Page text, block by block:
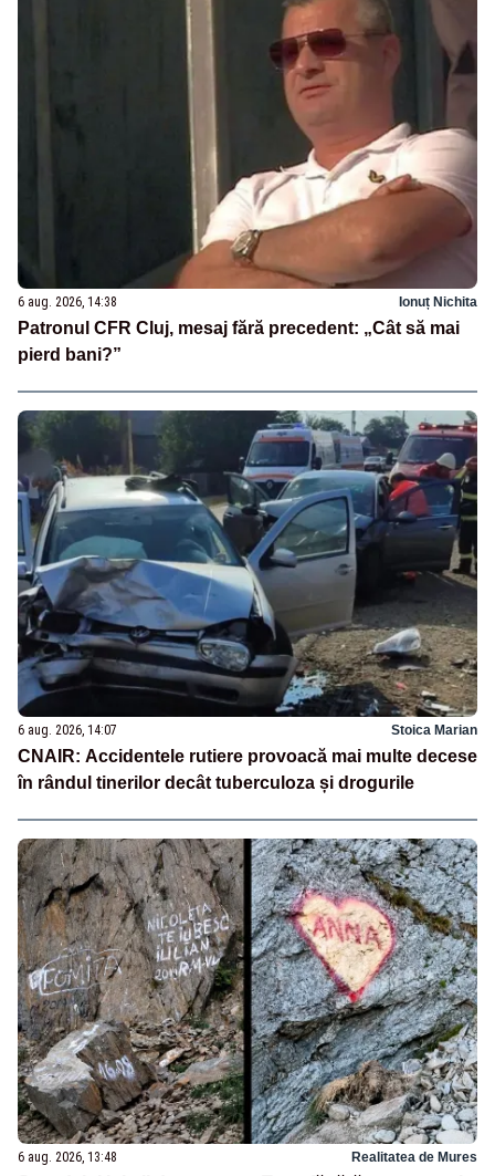
6 aug. 2026, 14:38 Ionuț Nichita
Patronul CFR Cluj, mesaj fără precedent: „Cât să mai
pierd bani?”
6 aug. 2026, 14:07 Stoica Marian
CNAIR: Accidentele rutiere provoacă mai multe decese
în rândul tinerilor decât tuberculoza și drogurile
6 aug. 2026, 13:48 Realitatea de Mures